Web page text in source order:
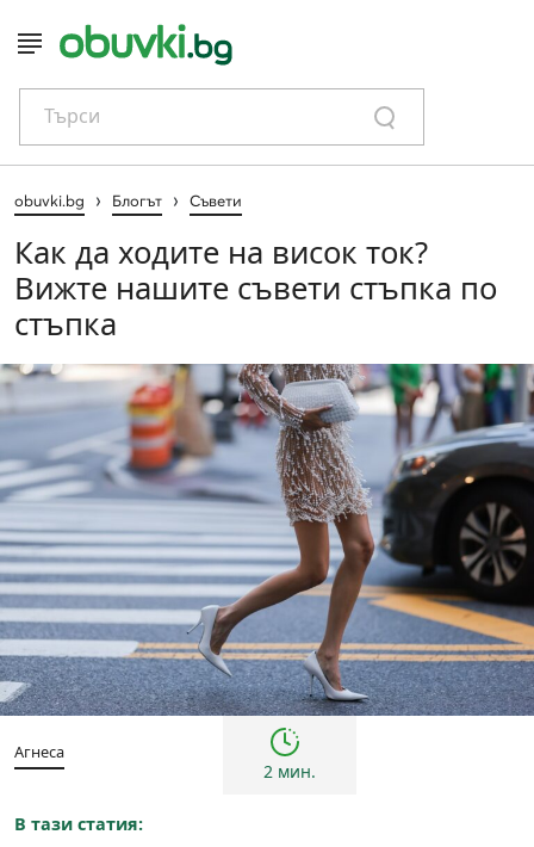
Търси
obuvki.bg › Блогът › Съвети
Как да ходите на висок ток?
Вижте нашите съвети стъпка по
стъпка
Съвети
Агнеса
2 мин.
В тази статия: